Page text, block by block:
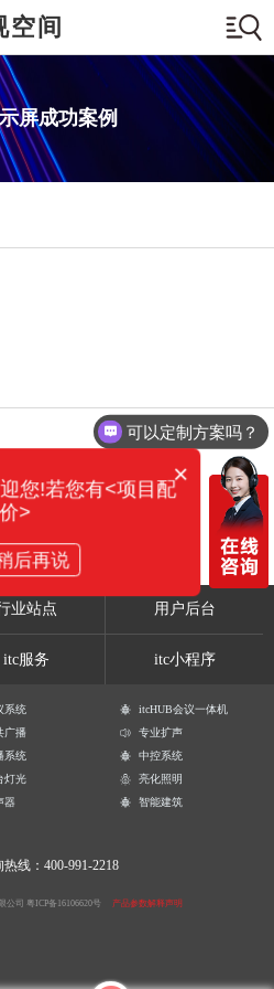
空间
屏成功案例
业站点 用户后台
itc服务 itc小程序
系统
itcHUB会议一体机
广播
专业扩声
系统
中控系统
灯光
亮化照明
器
智能建筑
热线：400-991-2218
公司 粤ICP备16106620号 产品参数解释声明
可以定制方案吗？
×
您!若您有<项目配
>
后再说